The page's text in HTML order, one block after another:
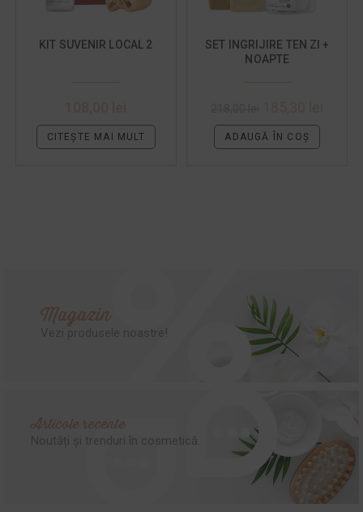
KIT SUVENIR LOCAL 2
CITEȘTE MAI MULT
SET INGRIJIRE TEN ZI +
NOAPTE
ADAUGĂ ÎN COȘ
Magazin
Vezi produsele noastre!
Articole recente
Noutăți și trenduri în cosmetică.